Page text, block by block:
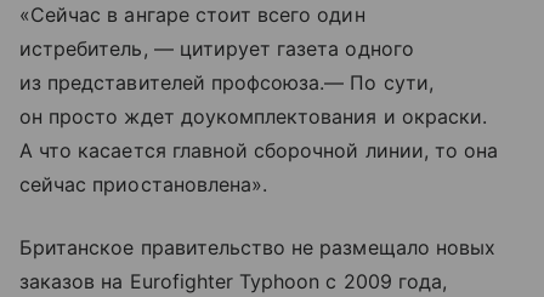
«Сейчас в ангаре стоит всего один
истребитель, — цитирует газета одного
из представителей профсоюза.— По сути,
он просто ждет доукомплектования и окраски.
А что касается главной сборочной линии, то она
сейчас приостановлена».
Британское правительство не размещало новых
заказов на Eurofighter Typhoon с 2009 года,